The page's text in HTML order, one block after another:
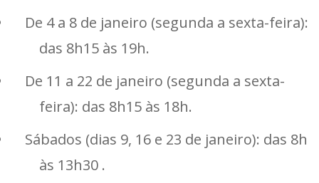
De 4 a 8 de janeiro (segunda a sexta-feira):
das 8h15 às 19h.
De 11 a 22 de janeiro (segunda a sexta-
feira): das 8h15 às 18h.
Sábados (dias 9, 16 e 23 de janeiro): das 8h
às 13h30 .